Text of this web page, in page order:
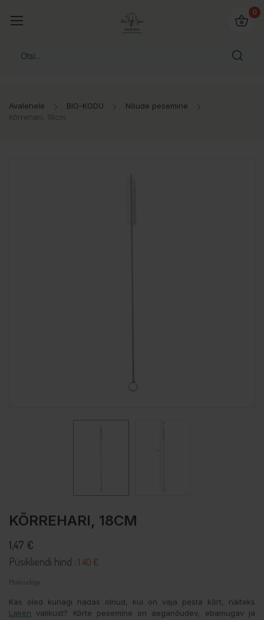
0
Avalehele BIO-KODU
Nõude pesemine
Kõrrehari, 18cm
KÕRREHARI, 18CM
1,47 €
Püsikliendi hind : 1.40 €
Maksudega
Kas oled kunagi hädas olnud, kui on vaja pesta kõrt, näiteks
Laken
valikust? Kõrte pesemine on aeganõudev, ebamugav ja